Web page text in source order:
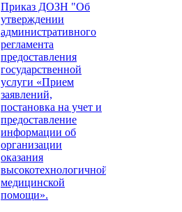
Приказ ДОЗН "Об
утверждении
административного
регламента
предоставления
государственной
услуги «Прием
заявлений,
постановка на учет и
предоставление
информации об
организации
оказания
высокотехнологичной
медицинской
помощи».